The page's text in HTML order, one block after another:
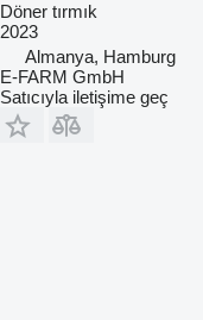
Döner tırmık
2023
Almanya, Hamburg
E-FARM GmbH
Satıcıyla iletişime geç